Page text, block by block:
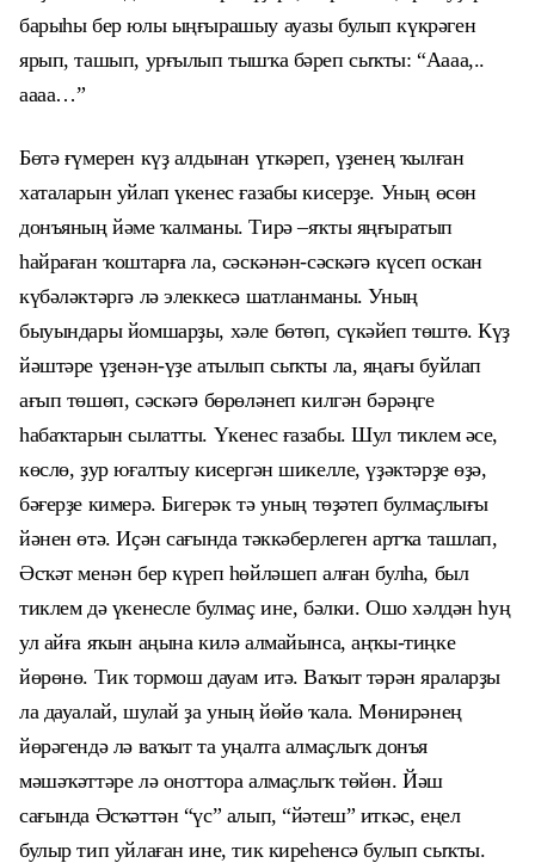
барыһы бер юлы ыңғырашыу ауазы булып күкрәген
ярып, ташып, урғылып тышҡа бәреп сыҡты: “Аааа,..
аааа…”
Бөтә ғүмерен күҙ алдынан үткәреп, үҙенең ҡылған
хаталарын уйлап үкенес ғазабы кисерҙе. Уның өсөн
донъяның йәме ҡалманы. Тирә –яҡты яңғыратып
һайраған ҡоштарға ла, сәскәнән-сәскәгә күсеп осҡан
күбәләктәргә лә элеккесә шатланманы. Уның
быуындары йомшарҙы, хәле бөтөп, сүкәйеп төштө. Күҙ
йәштәре үҙенән-үҙе атылып сыҡты ла, яңағы буйлап
ағып төшөп, сәскәгә бөрөләнеп килгән бәрәңге
һабаҡтарын сылатты. Үкенес ғазабы. Шул тиклем әсе,
көслө, ҙур юғалтыу кисергән шикелле, үҙәктәрҙе өҙә,
бәғерҙе кимерә. Бигерәк тә уның төҙәтеп булмаҫлығы
йәнен өтә. Иҫән сағында тәккәберлеген артҡа ташлап,
Әсҡәт менән бер күреп һөйләшеп алған булһа, был
тиклем дә үкенесле булмаҫ ине, бәлки. Ошо хәлдән һуң
ул айға яҡын аңына килә алмайынса, аңҡы-тиңке
йөрөнө. Тик тормош дауам итә. Ваҡыт тәрән яраларҙы
ла дауалай, шулай ҙа уның йөйө ҡала. Мөнирәнең
йөрәгендә лә ваҡыт та уңалта алмаҫлыҡ донъя
мәшәҡәттәре лә оноттора алмаҫлыҡ төйөн. Йәш
сағында Әсҡәттән “үс” алып, “йәтеш” иткәс, еңел
булыр тип уйлаған ине, тик киреһенсә булып сыҡты.